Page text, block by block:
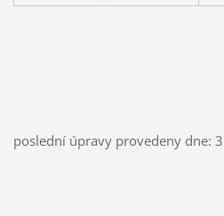
poslední úpravy provedeny dne: